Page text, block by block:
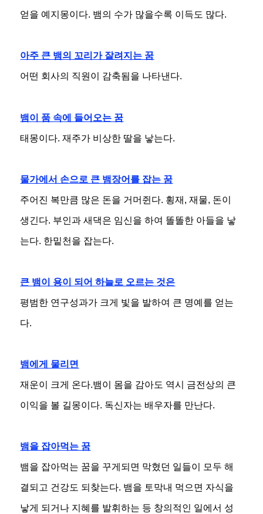
얻을 예지몽이다. 뱀의 수가 많을수록 이득도 많다.
아주 큰 뱀의 꼬리가 잘려지는 꿈
어떤 회사의 직원이 감축됨을 나타낸다.
뱀이 품 속에 들어오는 꿈
태몽이다. 재주가 비상한 딸을 낳는다.
물가에서 손으로 큰 뱀장어를 잡는 꿈
주어진 복만큼 많은 돈을 거머쥔다. 횡재, 재물, 돈이
생긴다. 부인과 새댁은 임신을 하여 똘똘한 아들을 낳
는다. 한밑천을 잡는다.
큰 뱀이 용이 되어 하늘로 오르는 것은
평범한 연구성과가 크게 빛을 발하여 큰 명예를 얻는
다.
뱀에게 물리면
재운이 크게 온다.뱀이 몸을 감아도 역시 금전상의 큰
이익을 볼 길몽이다. 독신자는 배우자를 만난다.
뱀을 잡아먹는 꿈
뱀을 잡아먹는 꿈을 꾸게되면 막혔던 일들이 모두 해
결되고 건강도 되찾는다. 뱀을 토막내 먹으면 자식을
낳게 되거나 지혜를 발휘하는 등 창의적인 일에서 성